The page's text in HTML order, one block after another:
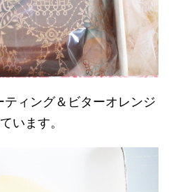
ティング＆ビターオレンジ
います。